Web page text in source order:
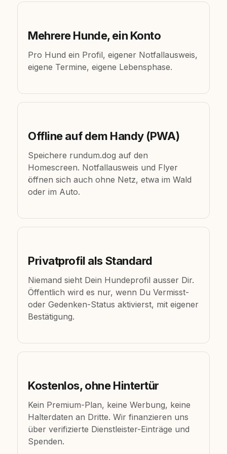
Mehrere Hunde, ein Konto
Pro Hund ein Profil, eigener Notfallausweis,
eigene Termine, eigene Lebensphase.
Offline auf dem Handy (PWA)
Speichere rundum.dog auf den
Homescreen. Notfallausweis und Flyer
öffnen sich auch ohne Netz, etwa im Wald
oder im Auto.
Privatprofil als Standard
Niemand sieht Dein Hundeprofil ausser Dir.
Öffentlich wird es nur, wenn Du Vermisst-
oder Gedenken-Status aktivierst, mit eigener
Bestätigung.
Kostenlos, ohne Hintertür
Kein Premium-Plan, keine Werbung, keine
Halterdaten an Dritte. Wir finanzieren uns
über verifizierte Dienstleister-Einträge und
Spenden.